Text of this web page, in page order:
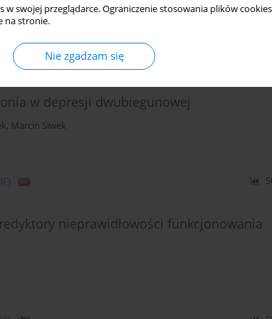
w swojej przeglądarce. Ograniczenie stosowania plików
na stronie.
Nie zgadzam się
Wieczorek Anna Jabłońska Marta Anczewska
w depresji dwubiegunowej
, Marcin Siwek
nieprawidłowości funkcjonowania